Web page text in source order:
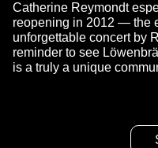
Catherine Reymondt
reopening in 2012 — the
unforgettable concert by
reminder to see
is a truly a unique